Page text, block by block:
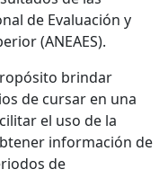
de Evaluación y
(ANEAES).
brindar
de cursar en una
el uso de la
información de
de